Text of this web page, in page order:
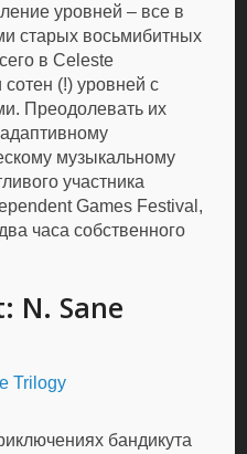
уровней – все в
старых восьмибитных
в Celeste
(!) уровней с
Преодолевать их
музыкальному
участника
Games Festival,
часа собственного
N. Sane
бандикута